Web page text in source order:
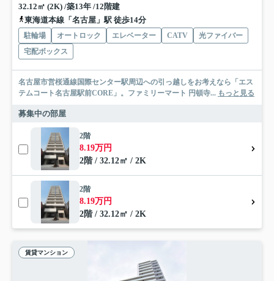
32.12㎡ (2K) /築13年 /12階建
東海道本線「名古屋」駅 徒歩14分
駐輪場 オートロック エレベーター CATV
光ファイバー
宅配ボックス
名古屋市営桜通線国際センター駅周辺への引っ越しをお考えなら「エス
テムコート名古屋駅前CORE」。ファミリーマート 円頓寺... もっと見る
募集中の部屋
2階
8.19万円
2階 / 32.12㎡ / 2K
2階
8.19万円
2階 / 32.12㎡ / 2K
賃貸マンション